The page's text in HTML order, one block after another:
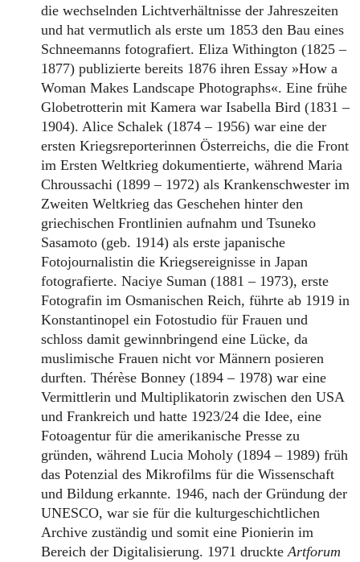
die wechselnden Lichtverhältnisse der Jahreszeiten
und hat vermutlich als erste um 1853 den Bau eines
Schneemanns fotografiert. Eliza Withington (1825 –
1877) publizierte bereits 1876 ihren Essay »How a
Woman Makes Landscape Photographs«. Eine frühe
Globetrotterin mit Kamera war Isabella Bird (1831 –
1904). Alice Schalek (1874 – 1956) war eine der
ersten Kriegsreporterinnen Österreichs, die die Front
im Ersten Weltkrieg dokumentierte, während Maria
Chroussachi (1899 – 1972) als Krankenschwester im
Zweiten Weltkrieg das Geschehen hinter den
griechischen Frontlinien aufnahm und Tsuneko
Sasamoto (geb. 1914) als erste japanische
Fotojournalistin die Kriegsereignisse in Japan
fotografierte. Naciye Suman (1881 – 1973), erste
Fotografin im Osmanischen Reich, führte ab 1919 in
Konstantinopel ein Fotostudio für Frauen und
schloss damit gewinnbringend eine Lücke, da
muslimische Frauen nicht vor Männern posieren
durften. Thérèse Bonney (1894 – 1978) war eine
Vermittlerin und Multiplikatorin zwischen den USA
und Frankreich und hatte 1923/24 die Idee, eine
Fotoagentur für die amerikanische Presse zu
gründen, während Lucia Moholy (1894 – 1989) früh
das Potenzial des Mikrofilms für die Wissenschaft
und Bildung erkannte. 1946, nach der Gründung der
UNESCO, war sie für die kulturgeschichtlichen
Archive zuständig und somit eine Pionierin im
Bereich der Digitalisierung. 1971 druckteArtforum